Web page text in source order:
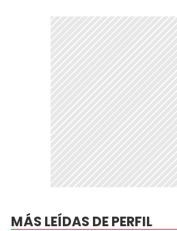
MÁS LEÍDAS DE PERFIL